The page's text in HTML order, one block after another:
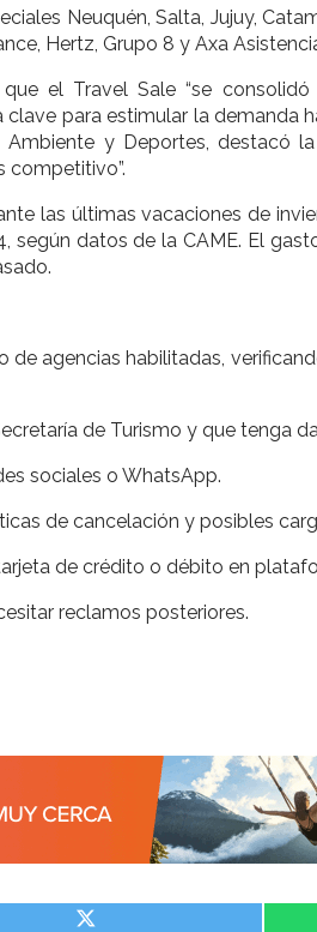
Neuquén, Salta, Jujuy,
Hertz, Grupo 8 y Axa
el Travel Sale “se
para estimular la demanda
Ambiente y Deportes, destacó
competitivo”.
las últimas vacaciones de
según datos de la CAME. El
de agencias habilitadas,
de Turismo y que tenga
sociales o WhatsApp.
de cancelación y posibles
de crédito o débito en
reclamos posteriores.